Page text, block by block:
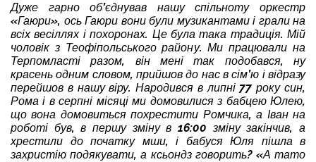
Дуже гарно об’єднував нашу спільноту оркестр
«Гаюри», ось Гаюри вони були музикантами і грали на
всіх весіллях і похоронах. Це була така традиція. Мій
чоловік з Теофіпольського району. Ми працювали на
Терпомласті разом, він мені так подобався, ну
красень одним словом, прийшов до нас в сім’ю і відразу
перейшов в нашу віру. Народився в липні 77 року син,
Рома і в серпні місяці ми домовилися з бабцею Юлею,
що вона домовиться похрестити Ромчика, а Іван на
роботі був, в першу зміну в 16:00 зміну закінчив, а
хрестили до початку мши, і бабуся Юля пішла в
захристію подякувати, а ксьондз говорить? «А тато